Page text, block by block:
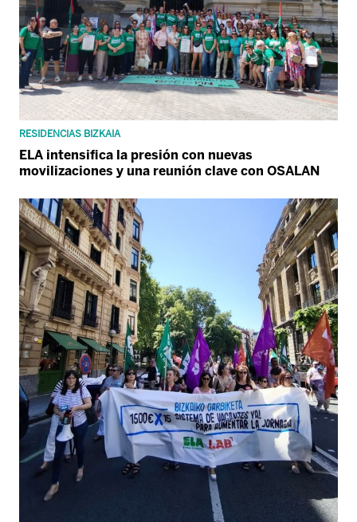
RESIDENCIAS BIZKAIA
ELA intensifica la presión con nuevas
movilizaciones y una reunión clave con OSALAN